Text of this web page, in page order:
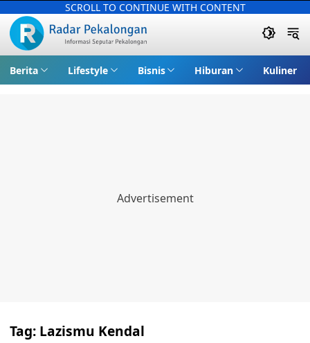
SCROLL TO CONTINUE WITH CONTENT
Berita Lifestyle Bisnis Hiburan Kuliner
Tag: Lazismu Kendal